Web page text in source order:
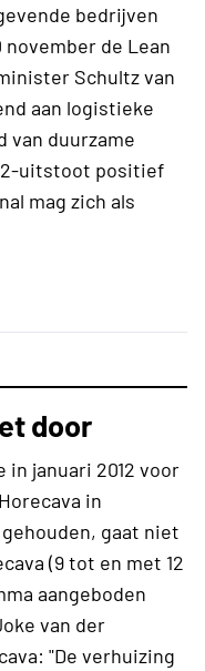
bedrijven
de Lean
Schultz van
aan logistieke
van duurzame
uitstoot positief
mag zich als
door
in januari 2012 voor
in
gaat niet
(9 tot en met 12
aangeboden
van der
"De verhuizing